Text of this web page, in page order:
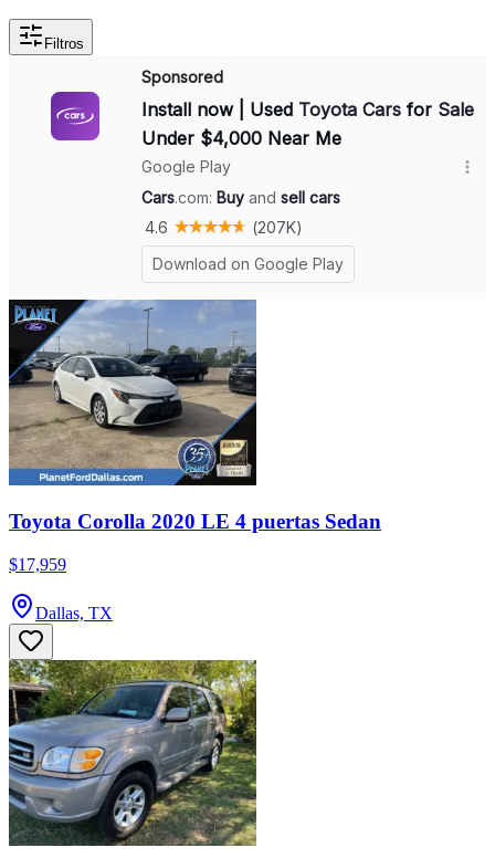
Filtros
Toyota Corolla 2020 LE 4 puertas Sedan
$17,959
Dallas, TX